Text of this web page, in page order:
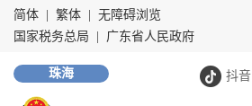
简体 繁体
无障碍浏览
国家税务总局
广东省人民政府
抖音
珠海